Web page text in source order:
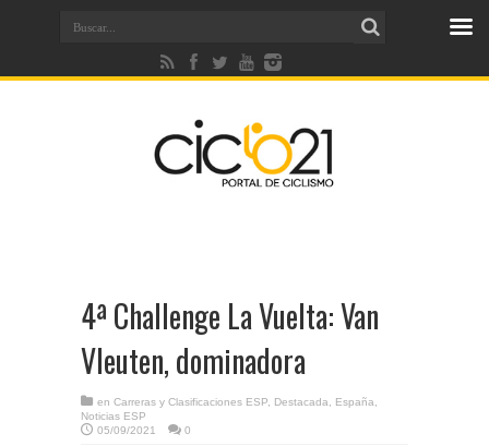
4ª Challenge La Vuelta: Van
Vleuten, dominadora
en Carreras y Clasificaciones ESP Destacada España
Noticias ESP
05/09/2021
0